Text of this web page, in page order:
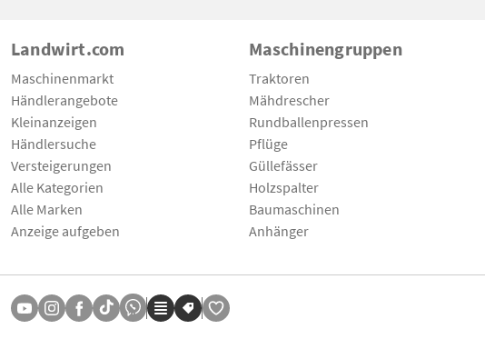
Landwirt.com
Maschinenmarkt
Händlerangebote
Kleinanzeigen
Händlersuche
Versteigerungen
Alle Kategorien
Alle Marken
Anzeige aufgeben
Maschinengruppen
Traktoren
Mähdrescher
Rundballenpressen
Pflüge
Güllefässer
Holzspalter
Baumaschinen
Anhänger